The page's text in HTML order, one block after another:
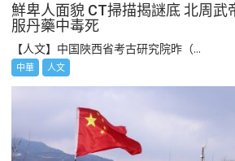
鮮卑人面貌 CT掃描揭謎底 北周武
服丹藥中毒死
【人文】中国陜西省考古研究院昨（...
中華 人文